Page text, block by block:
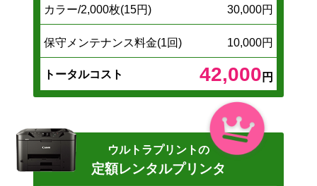
カラー/2,000枚(15円) 30,000円
保守メンテナンス料金(1回) 10,000円
トータルコスト 42,000 円
ウルトラプリントの
定額レンタルプリンタ